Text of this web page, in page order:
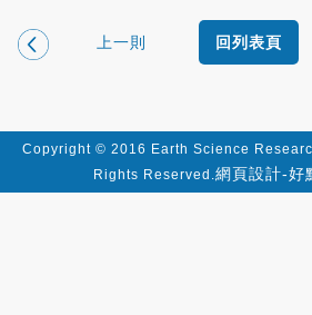
上一則 回列表頁
Copyright © 2016 Earth Science
Rights Reserved.網頁設計-好